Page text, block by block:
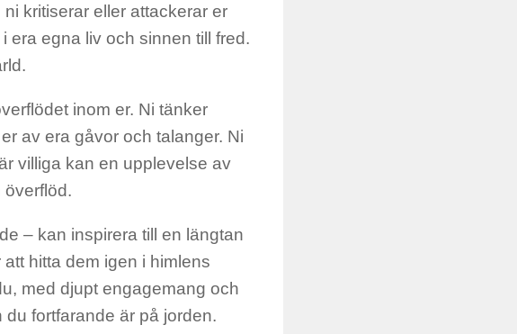
kritiserar eller attackerar er
era egna liv och sinnen till fred.
inom er. Ni tänker
av era gåvor och talanger. Ni
villiga kan en upplevelse av
överflöd.
– kan inspirera till en längtan
hitta dem igen i himlens
med djupt engagemang och
fortfarande är på jorden.